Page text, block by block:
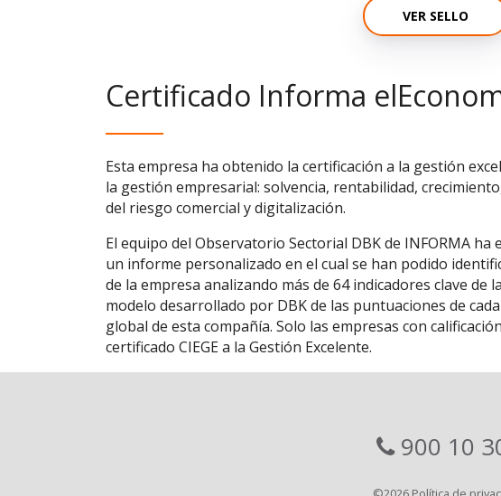
VER SELLO
Certificado Informa
Esta empresa ha obtenido la certificación a la gestión
la gestión empresarial: solvencia, rentabilidad,
del riesgo comercial y digitalización.
El equipo del Observatorio Sectorial DBK de INFORMA
un informe personalizado en el cual se han podido
de la empresa analizando más de 64 indicadores clave
modelo desarrollado por DBK de las puntuaciones de
global de esta compañía. Solo las empresas con
certificado CIEGE a la Gestión Excelente.
900 10